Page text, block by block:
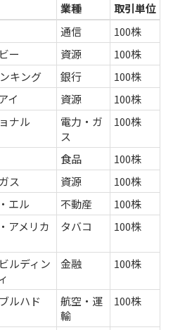
業種
取引単位
通信
100株
ー 資源
100株
キング 銀行
100株
イ 資源
100株
ナル
電力・ガ
ス
100株
食品
100株
ス 資源
100株
エル 不動産
100株
アメリカ
タバコ 100株
ルディン
金融 100株
ルハド
航空・運
輸
100株